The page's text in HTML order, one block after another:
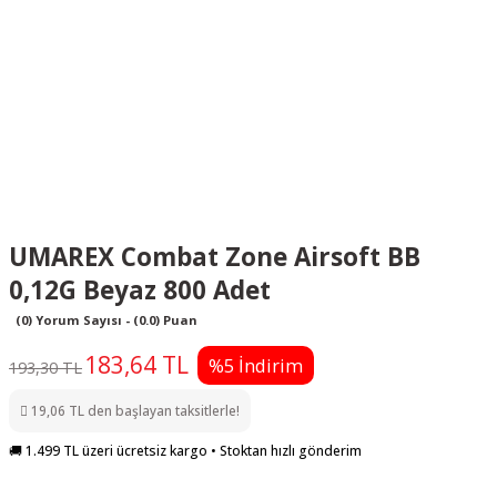
UMAREX Combat Zone Airsoft BB
0,12G Beyaz 800 Adet
(0) Yorum Sayısı - (0.0) Puan
193,30 TL 183,64 TL %5 İndirim
19,06 TL den başlayan taksitlerle!
🚚 1.499 TL üzeri ücretsiz kargo • Stoktan hızlı gönderim